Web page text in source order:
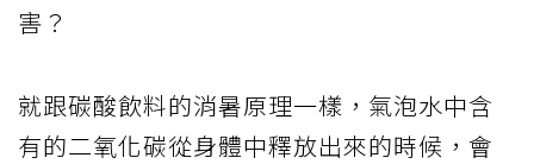
害？
就跟碳酸飲料的消暑原理一樣，氣泡水中含
有的二氧化碳從身體中釋放出來的時候，會